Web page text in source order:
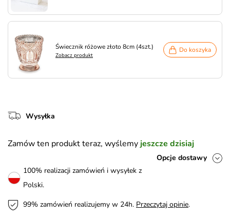
Świecznik różowe złoto 8cm (4szt.)
Zobacz produkt
Do koszyka
Wysyłka
Zamów ten produkt teraz, wyślemy jeszcze dzisiaj
Opcje dostawy
100% realizacji zamówień i wysyłek z
Polski.
99% zamówień realizujemy w 24h. Przeczytaj opinie.